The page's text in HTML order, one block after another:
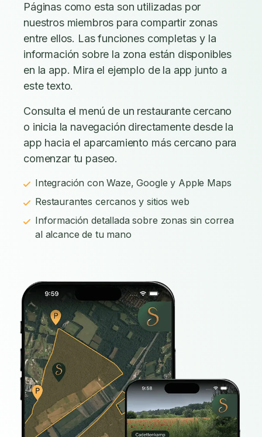
Páginas como esta son utilizadas por
nuestros miembros para compartir zonas
entre ellos. Las funciones completas y la
información sobre la zona están disponibles
en la app. Mira el ejemplo de la app junto a
este texto.
Consulta el menú de un restaurante cercano
o inicia la navegación directamente desde la
app hacia el aparcamiento más cercano para
comenzar tu paseo.
Integración con Waze, Google y Apple Maps
Restaurantes cercanos y sitios web
Información detallada sobre zonas sin correa
al alcance de tu mano